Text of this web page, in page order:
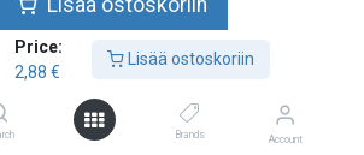
Price:
2,88 €
Lisää ostoskoriin
Brands Account
Lisää ostoskoriin